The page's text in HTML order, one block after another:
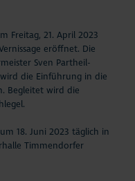
Freitag, 21. April 2023
eröffnet. Die
Sven Partheil-
die Einführung in die
Begleitet wird die
18. Juni 2023 täglich in
Timmendorfer